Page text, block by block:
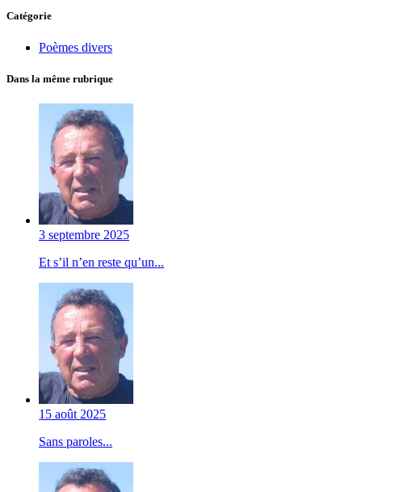
Catégorie
Poèmes divers
Dans la même rubrique
3 septembre 2025
Et s’il n’en reste qu’un...
15 août 2025
Sans paroles...